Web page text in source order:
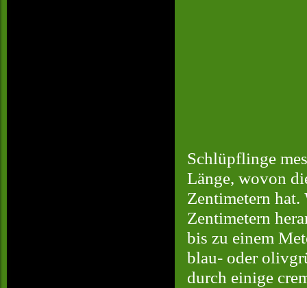
Schlüpflinge
Länge, wovon
Zentimetern hat.
Zentimetern
bis zu einem
blau- oder
durch einige